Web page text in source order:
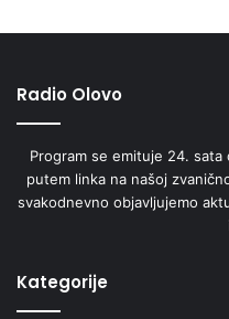
Radio Olovo
Program se emituje 24.
putem linka na našoj
svakodnevno objavljujemo
Kategorije